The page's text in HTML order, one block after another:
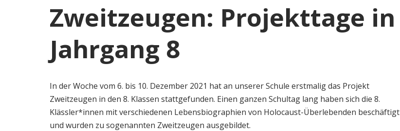
Zweitzeugen: Projekttage in
Jahrgang 8
In der Woche vom 6. bis 10. Dezember 2021 hat an unserer Schule erstmalig das Projekt
Zweitzeugen in den 8. Klassen stattgefunden. Einen ganzen Schultag lang haben sich die 8.
Klässler*innen mit verschiedenen Lebensbiographien von Holocaust-Überlebenden beschäftigt
und wurden zu sogenannten Zweitzeugen ausgebildet.